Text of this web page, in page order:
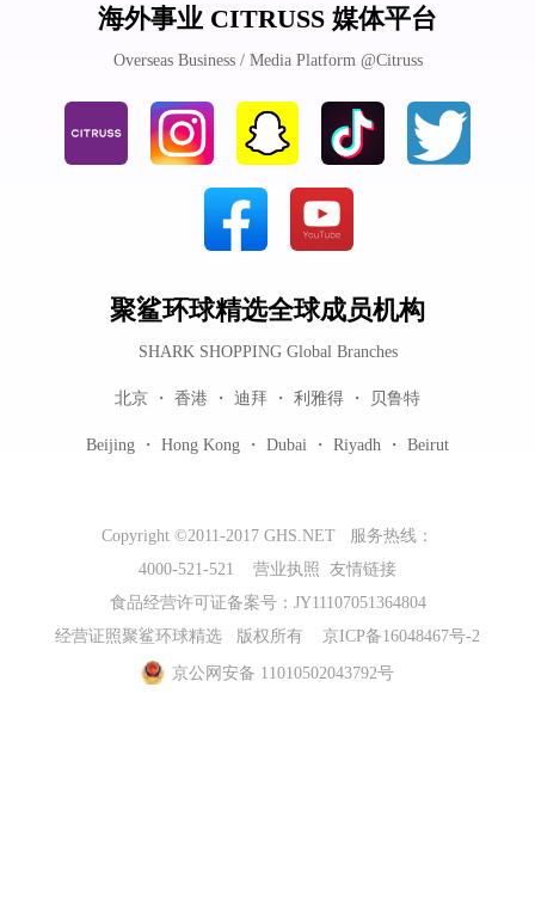
海外事业 CITRUSS 媒体平台
Overseas Business / Media Platform @Citruss
聚鲨环球精选全球成员机构
SHARK SHOPPING Global Branches
北京 ・ 香港 ・ 迪拜 ・ 利雅得 ・ 贝鲁特
Beijing ・ Hong Kong ・ Dubai ・ Riyadh ・ Beirut
Copyright ©2011-2017 GHS.NET 服务热线：
4000-521-521
营业执照 友情链接
食品经营许可证备案号：JY11107051364804
经营证照聚鲨环球精选 版权所有 京ICP备16048467号-2
京公网安备 11010502043792号